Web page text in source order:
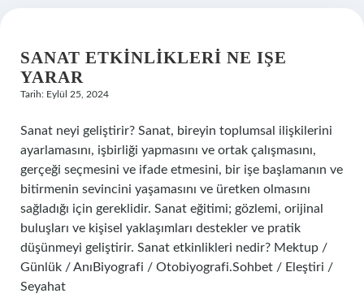
SANAT ETKINLIKLERI NE IŞE
YARAR
Tarih: Eylül 25, 2024
Sanat neyi geliştirir? Sanat, bireyin toplumsal ilişkilerini
ayarlamasını, işbirliği yapmasını ve ortak çalışmasını,
gerçeği seçmesini ve ifade etmesini, bir işe başlamanın ve
bitirmenin sevincini yaşamasını ve üretken olmasını
sağladığı için gereklidir. Sanat eğitimi; gözlemi, orijinal
buluşları ve kişisel yaklaşımları destekler ve pratik
düşünmeyi geliştirir. Sanat etkinlikleri nedir? Mektup /
Günlük / AnıBiyografi / Otobiyografi.Sohbet / Eleştiri /
Seyahat